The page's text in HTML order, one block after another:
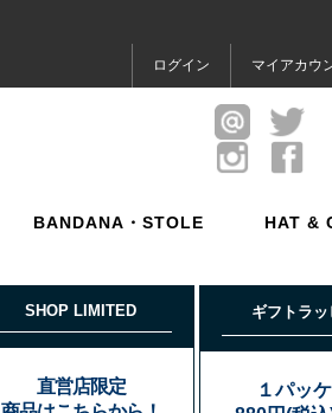
ログイン マイアカウ
BANDANA・STOLE HAT &
SHOP LIMITED
直営店限定
ギフトラ
１パッ